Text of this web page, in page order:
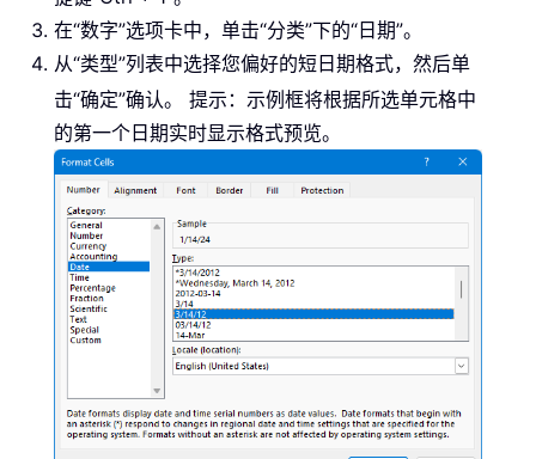
在“数字”选项卡中，单击“分类”下的“日期”。
从“类型”列表中选择您偏好的短日期格式，然后单
击“确定”确认。
提示：示例框将根据所选单元格中
的第一个日期实时显示格式预览。